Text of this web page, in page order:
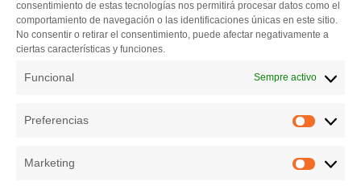
consentimiento de estas tecnologías nos permitirá procesar datos como el
comportamiento de navegación o las identificaciones únicas en este sitio.
No consentir o retirar el consentimiento, puede afectar negativamente a
ciertas características y funciones.
Funcional Sempre activo
Preferencias
Marketing
Centro de iniciativas empresariales (Vivero de empresas)
Pazo de Feiras e Congresos de Lugo
El Palomar s/n. 27004 Lugo
982 284 150